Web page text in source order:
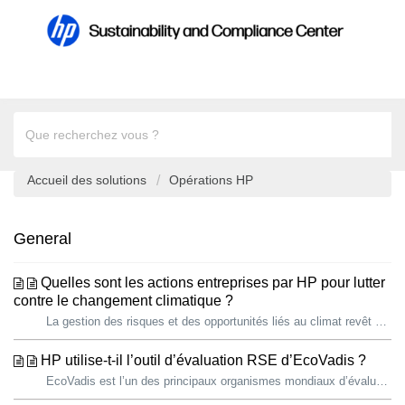
Accueil des solutions Opérations HP
General
Quelles sont les actions entreprises par HP pour lutter
contre le changement climatique ?
La gestion des risques et des opportunités liés au climat revêt une importance croissante pour HP et ses parties prenantes, y compris les pouvoirs publics....
HP utilise-t-il l’outil d’évaluation RSE d’EcoVadis ?
EcoVadis est l’un des principaux organismes mondiaux d’évaluation du développement durable. La méthodologie d’évaluation d’EcoVadis mesure dans quelle mes...